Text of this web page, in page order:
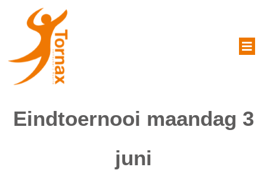
Eindtoernooi maandag 3
juni